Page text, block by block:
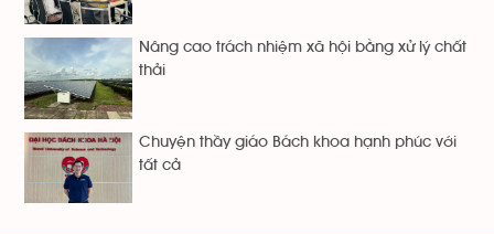
Nâng cao trách nhiệm xã hội bằng xử lý chất
thải
Chuyện thầy giáo Bách khoa hạnh phúc với
tất cả